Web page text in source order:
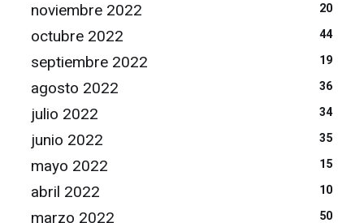
noviembre 2022 20
octubre 2022 44
septiembre 2022 19
agosto 2022 36
julio 2022 34
junio 2022 35
mayo 2022 15
abril 2022 10
marzo 2022 50